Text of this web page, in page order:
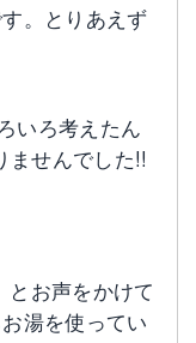
。とりあえず
いろ考えたん
ませんでした!!
とお声をかけて
湯を使ってい